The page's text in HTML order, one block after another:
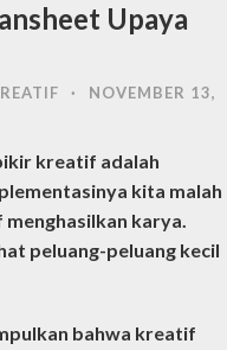
Upaya
·
NOVEMBER 13,
kreatif adalah
kita malah
karya.
peluang-peluang kecil
bahwa kreatif